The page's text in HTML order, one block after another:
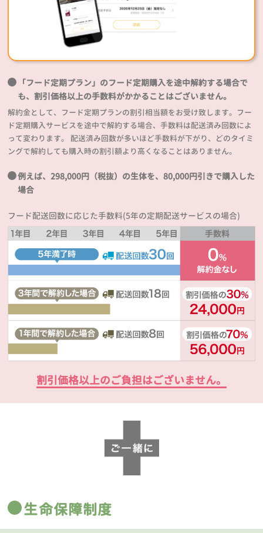
「フード定期プラン」のフード定期購入を途中解約する場合で
も、割引価格以上の手数料がかかることはございません。
解約金として、フード定期プランの割引相当額をお受け致します。フー
ド定期購入サービスを途中で解約する場合、手数料は配送済み回数によ
って変わります。 配送済み回数が多いほど手数料が下がり、どのタイミ
ングで解約しても購入時の割引額より高くなることはありません。
例えば、298,000円（税抜）の生体を、80,000円引きで購入した
場合
フード配送回数に応じた手数料(5年の定期配送サービスの場合)
割引価格以上のご負担はございません。
生命保障制度